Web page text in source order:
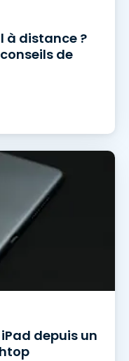
à distance ?
de
depuis un